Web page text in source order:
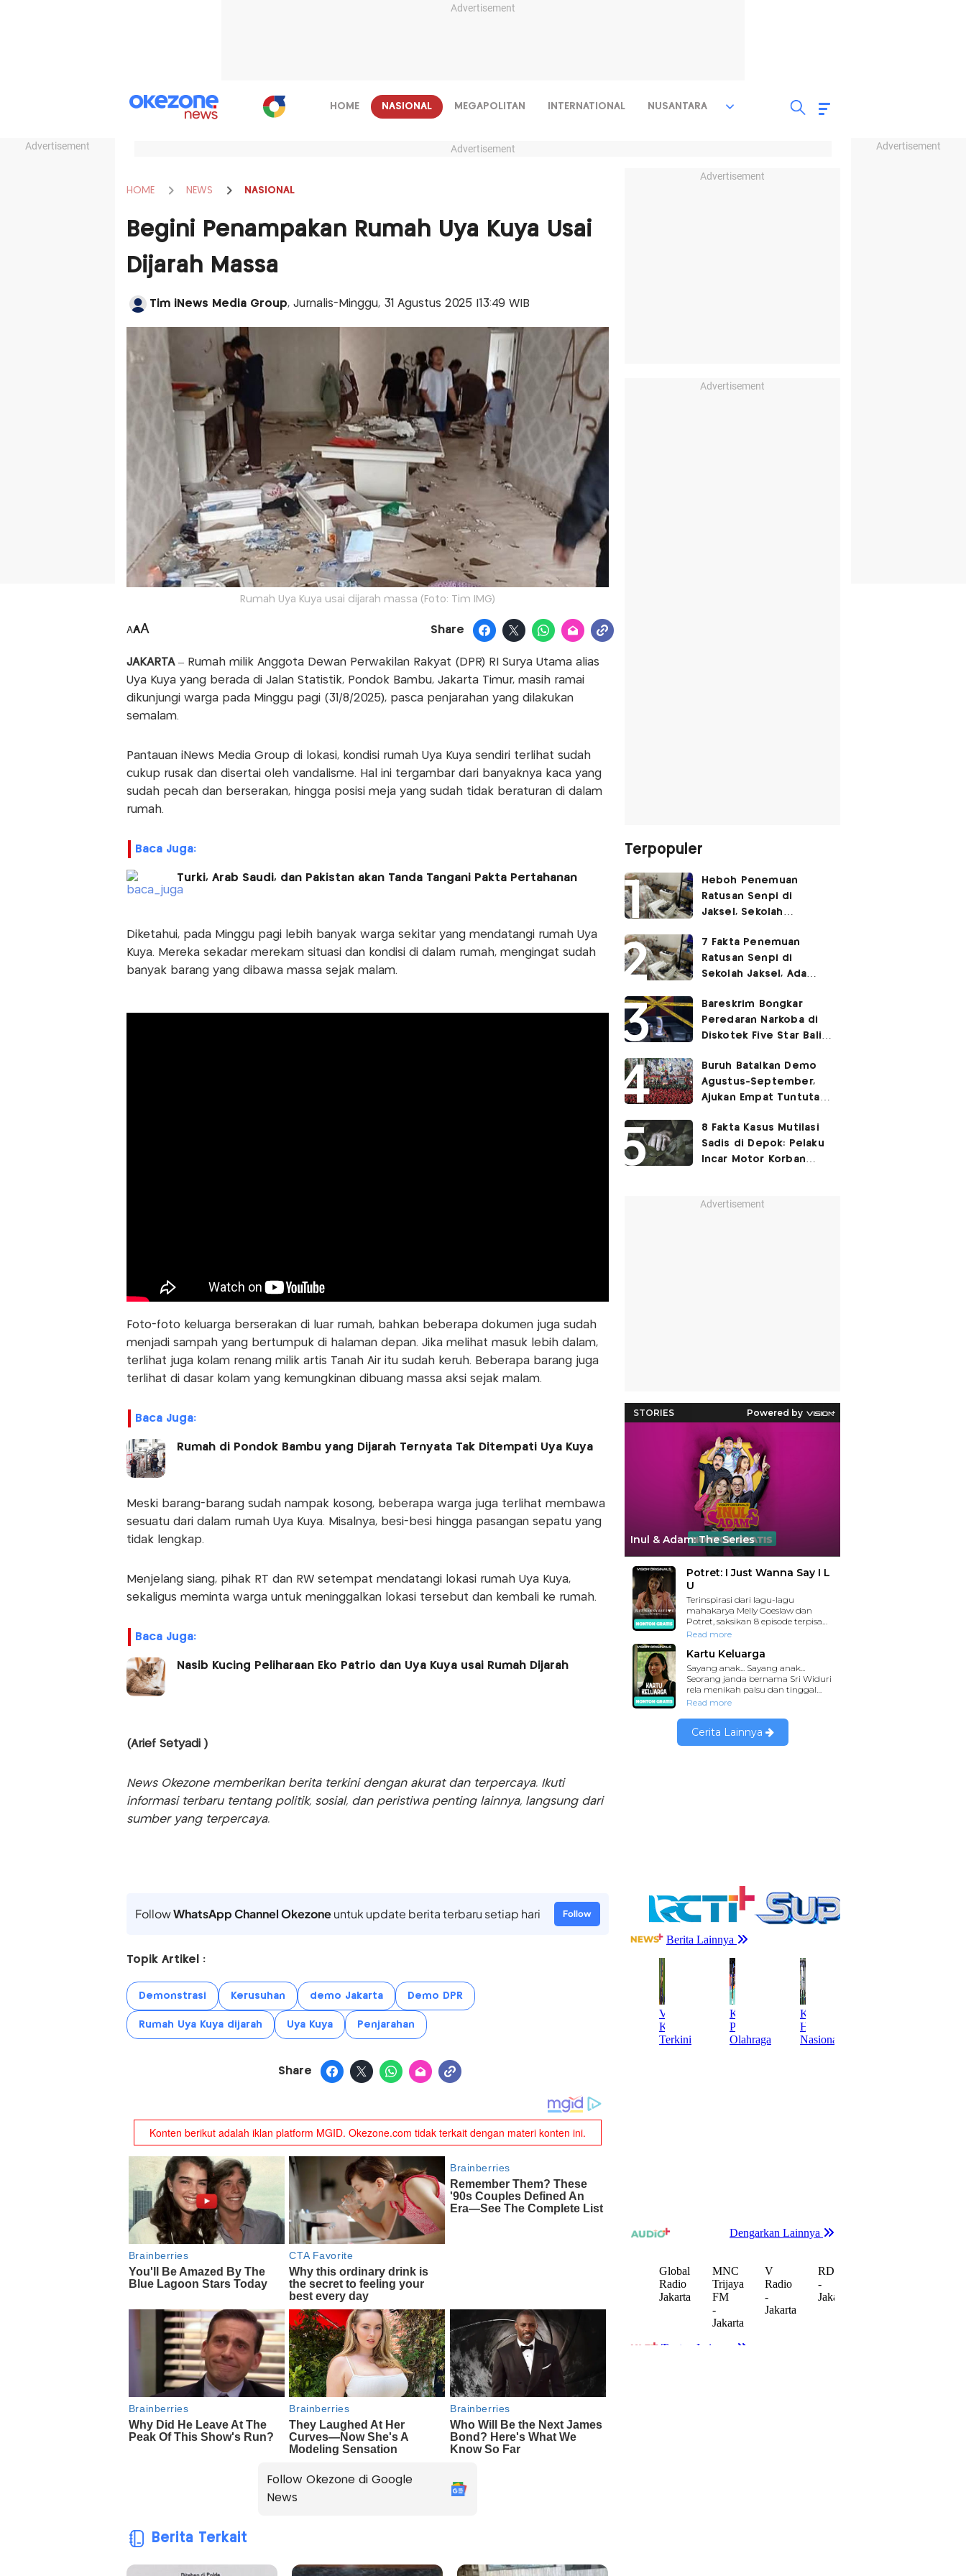
Advertisement
Advertisement Advertisement
HOME NASIONAL MEGAPOLITAN INTERNATIONAL NUSANTARA
Advertisement
HOME NEWS NASIONAL
Begini Penampakan Rumah Uya Kuya Usai
Dijarah Massa
Tim iNews Media Group, Jurnalis-Minggu, 31 Agustus 2025 |13:49 WIB
Rumah Uya Kuya usai dijarah massa (Foto: Tim IMG)
AAA Share
JAKARTA– Rumah milik Anggota Dewan Perwakilan Rakyat (DPR) RI Surya Utama alias
Uya Kuya yang berada di Jalan Statistik, Pondok Bambu, Jakarta Timur, masih ramai
dikunjungi warga pada Minggu pagi (31/8/2025), pasca penjarahan yang dilakukan
semalam.
Pantauan iNews Media Group di lokasi, kondisi rumah Uya Kuya sendiri terlihat sudah
cukup rusak dan disertai oleh vandalisme. Hal ini tergambar dari banyaknya kaca yang
sudah pecah dan berserakan, hingga posisi meja yang sudah tidak beraturan di dalam
rumah.
Baca Juga:
Turki, Arab Saudi, dan Pakistan akan Tanda Tangani Pakta Pertahanan
Diketahui, pada Minggu pagi lebih banyak warga sekitar yang mendatangi rumah Uya
Kuya. Mereka sekadar merekam situasi dan kondisi di dalam rumah, mengingat sudah
banyak barang yang dibawa massa sejak malam.
Foto-foto keluarga berserakan di luar rumah, bahkan beberapa dokumen juga sudah
menjadi sampah yang bertumpuk di halaman depan. Jika melihat masuk lebih dalam,
terlihat juga kolam renang milik artis Tanah Air itu sudah keruh. Beberapa barang juga
terlihat di dasar kolam yang kemungkinan dibuang massa aksi sejak malam.
Baca Juga:
Rumah di Pondok Bambu yang Dijarah Ternyata Tak Ditempati Uya Kuya
Meski barang-barang sudah nampak kosong, beberapa warga juga terlihat membawa
sesuatu dari dalam rumah Uya Kuya. Misalnya, besi-besi hingga pasangan sepatu yang
tidak lengkap.
Menjelang siang, pihak RT dan RW setempat mendatangi lokasi rumah Uya Kuya,
sekaligus meminta warga untuk meninggalkan lokasi tersebut dan kembali ke rumah.
Baca Juga:
Nasib Kucing Peliharaan Eko Patrio dan Uya Kuya usai Rumah Dijarah
(Arief Setyadi )
News Okezone memberikan berita terkini dengan akurat dan terpercaya. Ikuti
informasi terbaru tentang politik, sosial, dan peristiwa penting lainnya, langsung dari
sumber yang terpercaya.
FollowWhatsApp Channel Okezoneuntuk update berita terbaru setiap hari Follow
Topik Artikel :
Demonstrasi Kerusuhan demo Jakarta Demo DPR
Rumah Uya Kuya dijarah Uya Kuya Penjarahan
Share
Follow Okezone di Google
News
Berita Terkait
Advertisement
Advertisement
Terpopuler
Heboh Penemuan
Ratusan Senpi di
Jaksel, Sekolah
Kegiatan Eskul
Menembak
7 Fakta Penemuan
Ratusan Senpi di
Sekolah Jaksel, Ada
Ruang Bunker
Bareskrim Bongkar
Peredaran Narkoba di
Diskotek Five Star Bali,
Buruh Batalkan Demo
Agustus-September,
Ajukan Empat Tuntutan
8 Fakta Kasus Mutilasi
Sadis di Depok: Pelaku
Incar Motor Korban
Advertisement